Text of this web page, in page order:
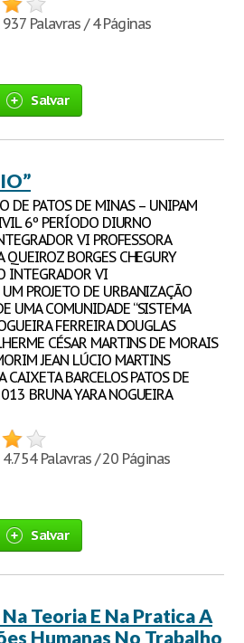
937 Palavras / 4 Páginas
Salvar
DE PATOS DE MINAS – UNIPAM
6º PERÍODO DIURNO
VI PROFESSORA
BORGES CHEGURY
INTEGRADOR VI
PROJETO DE URBANIZAÇÃO
UMA COMUNIDADE “SISTEMA
FERREIRA DOUGLAS
CÉSAR MARTINS DE MORAIS
JEAN LÚCIO MARTINS
BARCELOS PATOS DE
BRUNA YARA NOGUEIRA
4.754 Palavras / 20 Páginas
Salvar
Teoria E Na Pratica A
Humanas No Trabalho